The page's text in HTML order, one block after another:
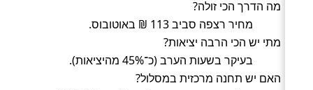
מה הדרך הכי זולה?
מחיר רצפה סביב 113 ₪ באוטובוס.
מתי יש הכי הרבה יציאות?
בעיקר בשעות הערב (כ־45% מהיציאות).
האם יש תחנה מרכזית במסלול?